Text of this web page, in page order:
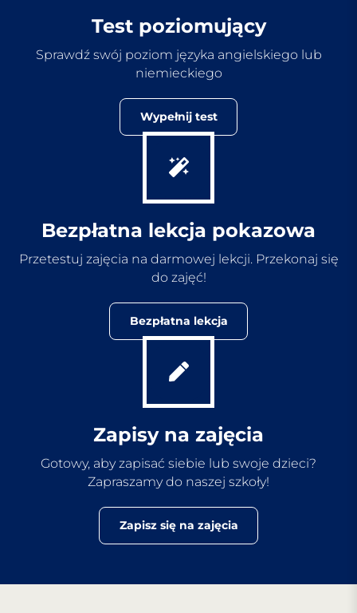
Test poziomujący
Sprawdź swój poziom języka angielskiego lub
niemieckiego
Wypełnij test
Bezpłatna lekcja pokazowa
Przetestuj zajęcia na darmowej lekcji. Przekonaj się
do zajęć!
Bezpłatna lekcja
Zapisy na zajęcia
Gotowy, aby zapisać siebie lub swoje dzieci?
Zapraszamy do naszej szkoły!
Zapisz się na zajęcia